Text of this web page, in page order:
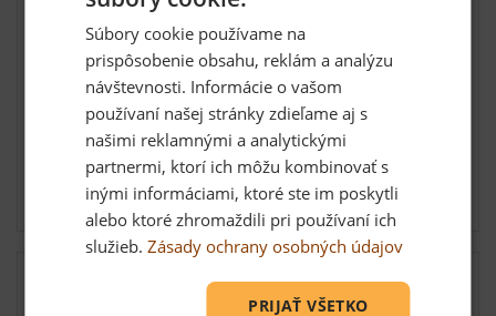
200mm
Odkvapový systém Zenit pre odvod dažďovej vody
ponúka produk...
2,81 €
Skladom: viac ako 5 ks
Súbory cookie používame na
prispôsobenie obsahu, reklám a analýzu
návštevnosti. Informácie o vašom
používaní našej stránky zdieľame aj s
našimi reklamnými a analytickými
partnermi, ktorí ich môžu kombinovať s
inými informáciami, ktoré ste im poskytli
alebo ktoré zhromaždili pri používaní ich
služieb.Zásady ochrany osobných údajov
PRIJAŤ VŠETKO